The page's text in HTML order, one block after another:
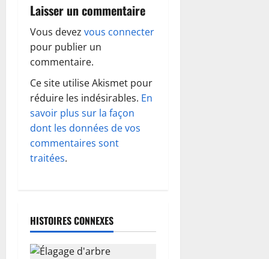
t
i
o
n
d
’
a
t
i
Laisser un commentaire
Vous devez vous connecter
pour publier un
commentaire.
Ce site utilise Akismet pour
réduire les indésirables. En
savoir plus sur la façon
dont les données de vos
commentaires sont
traitées.
HISTOIRES CONNEXES